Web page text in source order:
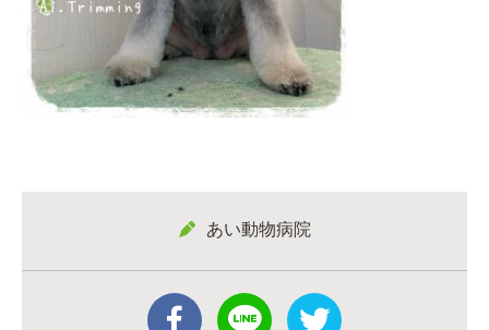
あい動物病院